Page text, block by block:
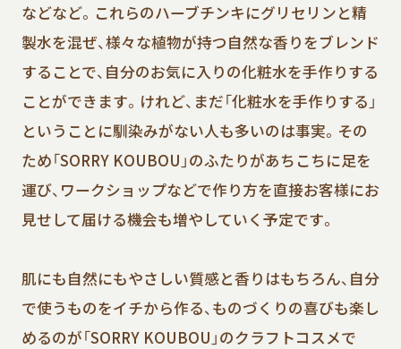
などなど。これらのハーブチンキにグリセリンと精
製水を混ぜ、様々な植物が持つ自然な香りをブレンド
することで、自分のお気に入りの化粧水を手作りする
ことができます。けれど、まだ「化粧水を手作りする」
ということに馴染みがない人も多いのは事実。その
ため「SORRY KOUBOU」のふたりがあちこちに足を
運び、ワークショップなどで作り方を直接お客様にお
見せして届ける機会も増やしていく予定です。
肌にも自然にもやさしい質感と香りはもちろん、自分
で使うものをイチから作る、ものづくりの喜びも楽し
めるのが「SORRY KOUBOU」のクラフトコスメで